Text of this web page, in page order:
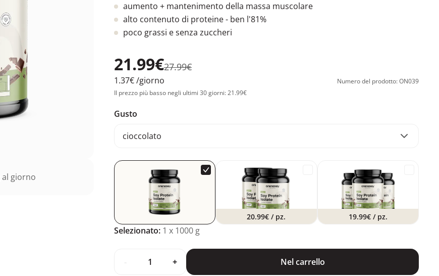
al giorno
aumento + mantenimento della massa muscolare
alto contenuto di proteine - ben l'81%
poco grassi e senza zuccheri
21.99€27.99€
1.37€/giorno
Numero del prodotto: ON039
Il prezzo più basso negli ultimi 30 giorni: 21.99€
Gusto
cioccolato
20.99€/ pz. 19.99€ / pz.
Selezionato: 1 x 1000 g
+ Nel carrello